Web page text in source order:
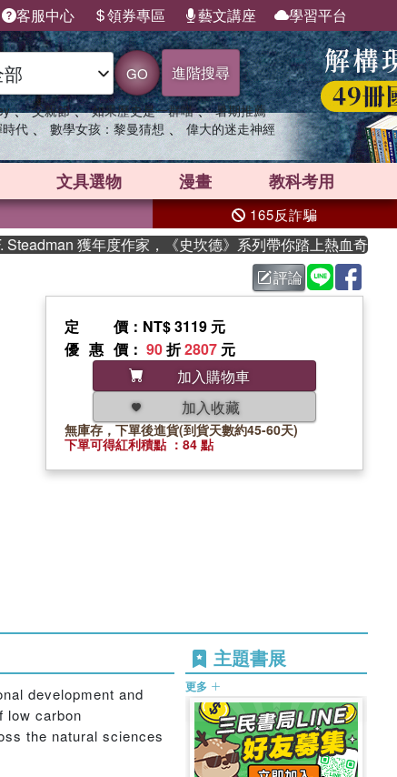
客服中心 領券專區 藝文講座 學習平台
GO 進階搜尋
、 父親節 、 如果歷史是一群喵 、 暑期推薦
代 、 數學女孩：黎曼猜想 、 偉大的迷走神經
文具選物 漫畫 教科考用
165反詐騙
獲年度作家，《史坎德》系列帶你踏上熱血奇幻旅程
評論
定價 ：NT$ 3119 元
優惠價 ： 90折2807 元
加入購物車
加入收藏
無庫存，下單後進貨(到貨天數約45-60天)
下單可得紅利積點 ：84 點
development and
low carbon
the natural sciences
主題書展
更多